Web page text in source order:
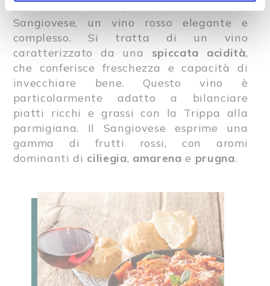
DaImola a Rimini, il re indiscusso è il
Sangiovese, un vino rosso elegante e
complesso. Si tratta di un vino
caratterizzato da una spiccata acidità,
che conferisce freschezza e capacità di
invecchiare bene. Questo vino è
particolarmente adatto a bilanciare
piatti ricchi e grassi con la Trippa alla
parmigiana. Il Sangiovese esprime una
gamma di frutti rossi, con aromi
dominanti di ciliegia, amarena e prugna.